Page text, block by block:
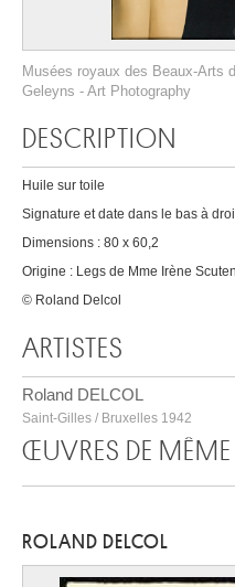
Musées royaux des Beaux-Arts
Geleyns - Art Photography
DESCRIPTION
Huile sur toile
Signature et date dans le bas à
Dimensions : 80 x 60,2
Origine : Legs de Mme Irène
© Roland Delcol
ARTISTES
Roland DELCOL
Saint-Gilles / Bruxelles 1942
ŒUVRES DE MÊME
ROLAND DELCOL